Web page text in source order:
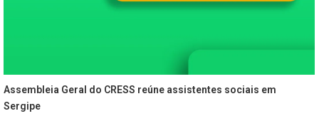
Assembleia Geral do CRESS reúne assistentes sociais em
Sergipe